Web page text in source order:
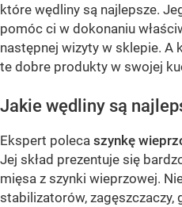
które wędliny są najlepsze.
pomóc ci w dokonaniu
następnej wizyty w sklepie. A
te dobre produkty w swojej
Jakie wędliny są
Ekspert poleca szynkę
Jej skład prezentuje się
mięsa z szynki wieprzowej.
stabilizatorów, zagęszczaczy,